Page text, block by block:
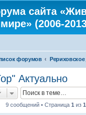
сайта
мире» (2006-
форумов
Актуально
9 сообщений • Страница 1 из 1